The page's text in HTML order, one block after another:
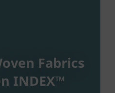
Fabrics
INDEX™